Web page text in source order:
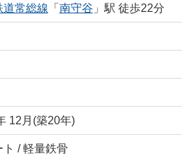
道常総線 「 南守谷 」駅 徒歩22分
12月(築20年)
ト / 軽量鉄骨